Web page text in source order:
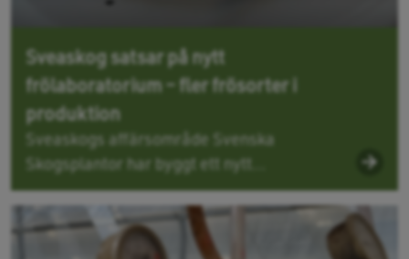
Sveaskog satsar på nytt
frölaboratorium – fler frösorter i
produktion
Sveaskogs affärsområde Svenska
Skogsplantor har byggt ett nytt...